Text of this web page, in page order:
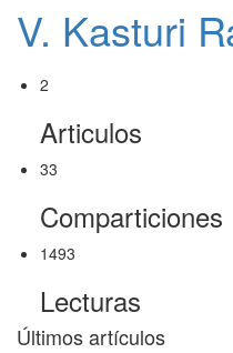
V. Kasturi
2
Articulos
33
Comparticiones
1493
Lecturas
Últimos artículos